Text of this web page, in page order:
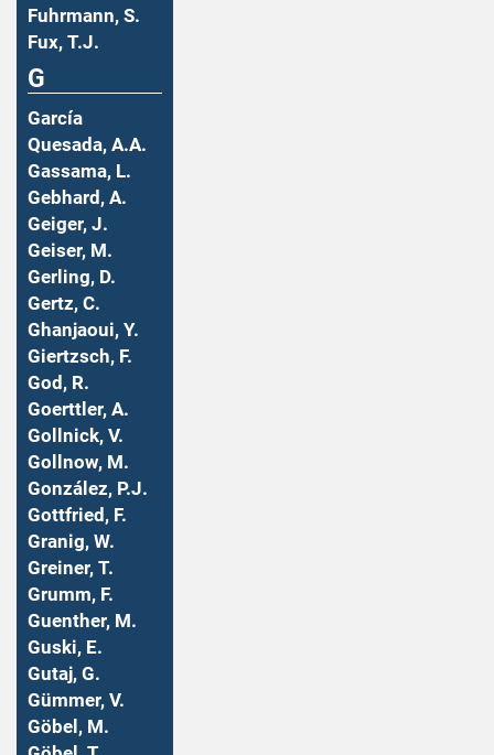
Fuhrmann, S.
Fux, T.J.
G
García
Quesada, A.A.
Gassama, L.
Gebhard, A.
Geiger, J.
Geiser, M.
Gerling, D.
Gertz, C.
Ghanjaoui, Y.
Giertzsch, F.
God, R.
Goerttler, A.
Gollnick, V.
Gollnow, M.
González, P.J.
Gottfried, F.
Granig, W.
Greiner, T.
Grumm, F.
Guenther, M.
Guski, E.
Gutaj, G.
Gümmer, V.
Göbel, M.